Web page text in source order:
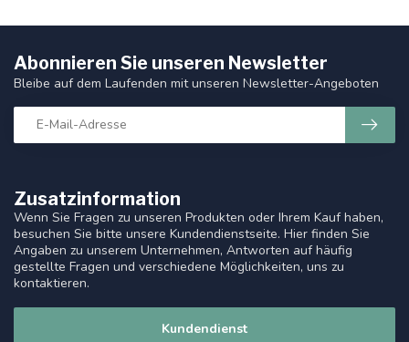
Zusatzinformation
Wenn Sie Fragen zu unseren Produkten oder Ihrem Kauf haben,
besuchen Sie bitte unsere Kundendienstseite. Hier finden Sie
Angaben zu unserem Unternehmen, Antworten auf häufig
gestellte Fragen und verschiedene Möglichkeiten, uns zu
kontaktieren.
Kundendienst
Abonnieren Sie unseren Newsletter
Bleibe auf dem Laufenden mit unseren Newsletter-Angeboten